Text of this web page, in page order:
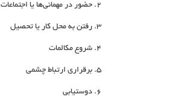
حضور در مهمانی‌ها یا اجتماعات
رفتن به محل کار یا تحصیل
شروع مکالمات
برقراری ارتباط چشمی
دوستیابی